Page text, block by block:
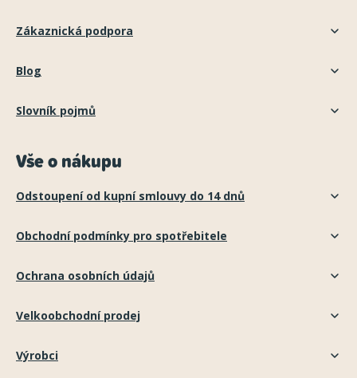
Zákaznická podpora
Blog
Slovník pojmů
Vše o nákupu
Odstoupení od kupní smlouvy do 14 dnů
Obchodní podmínky pro spotřebitele
Ochrana osobních údajů
Velkoobchodní prodej
Výrobci